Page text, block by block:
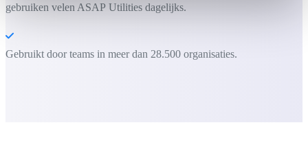
gebruiken velen ASAP Utilities dagelijks.
Gebruikt door teams in meer dan 28.500 organisaties.